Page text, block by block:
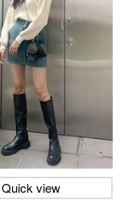
Quick view